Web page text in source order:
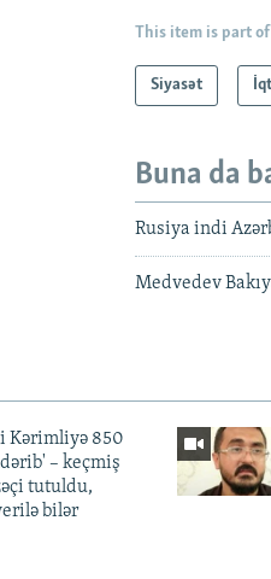
This item is part of
Siyasət
Buna da
Rusiya indi
Medvedev
Kərimliyə 850
– keçmiş
tutuldu,
bilər